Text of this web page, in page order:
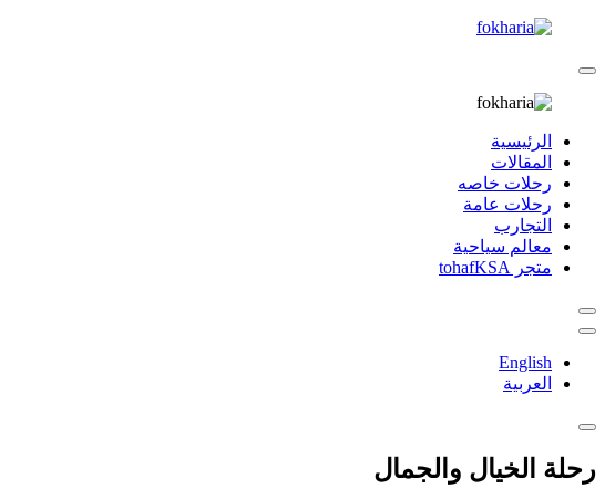
الرئيسية
المقالات
رحلات خاصه
رحلات عامة
التجارب
معالم سياحية
متجر tohafKSA
English
العربية
رحلة الخيال والجمال